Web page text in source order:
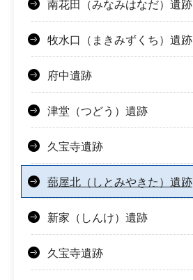
南花田（みなみはなだ）遺跡
牧水口（まきみずくち）遺跡
府中遺跡
津堂（つどう）遺跡
久宝寺遺跡
蔀屋北（しとみやきた）遺跡
新家（しんけ）遺跡
久宝寺遺跡